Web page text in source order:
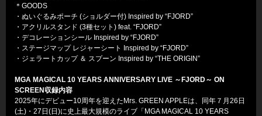
＊GOODS
・ぬいぐるみポーチ (ショルダー付) Inspired by “FJORD”
・アクリルスタンド (3種セット) feat. “FJORD”
・デコレーションシール Inspired by “FJORD”
・ステージマップ レジャーシート Inspired by “FJORD”
・ジェラートカップ ＆ スプーン Inspired by “THE ORIGIN”
MGA MAGICAL 10 YEARS ANNIVERSARY LIVE ～FJORD～ ON
SCREEN収録内容
2025年にデビュー10周年を迎えたMrs. GREEN APPLEは、同年７月26日
(土)・27日(日)に史上最大規模のライブ「MGA MAGICAL 10 YEARS